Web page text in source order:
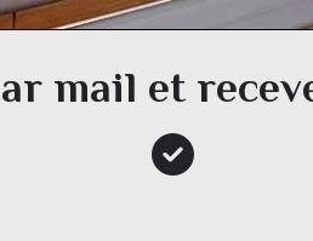
mail et